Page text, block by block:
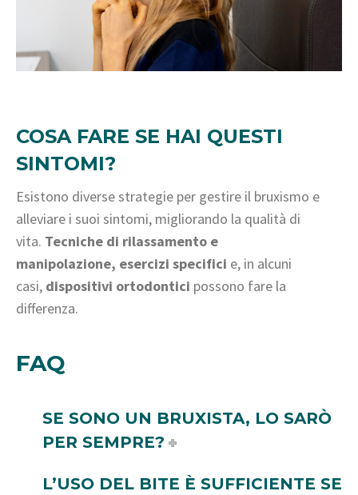
COSA FARE SE HAI QUESTI
SINTOMI?
Esistono diverse strategie per gestire il bruxismo e
alleviare i suoi sintomi, migliorando la qualità di
vita. Tecniche di rilassamento e
manipolazione, esercizi specifici e, in alcuni
casi, dispositivi ortodontici possono fare la
differenza.
FAQ
SE SONO UN BRUXISTA, LO SARÒ
PER SEMPRE?
L’USO DEL BITE È SUFFICIENTE SE